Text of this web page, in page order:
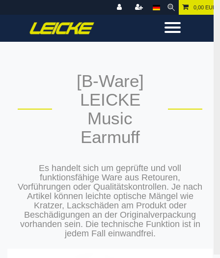
0,00 EUR
[B-Ware]
LEICKE
Music
Earmuff
Es handelt sich um geprüfte und voll
funktionsfähige Ware aus Retouren,
Vorführungen oder Qualitätskontrollen. Je nach
Artikel können leichte optische Mängel wie
Kratzer, Lackschäden am Produkt oder
Beschädigungen an der Originalverpackung
vorhanden sein. Die technische Funktion ist in
jedem Fall einwandfrei.